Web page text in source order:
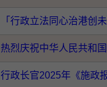
「行政立法同心治港创
热烈庆祝中华人民共和
行政长官2025年《施政